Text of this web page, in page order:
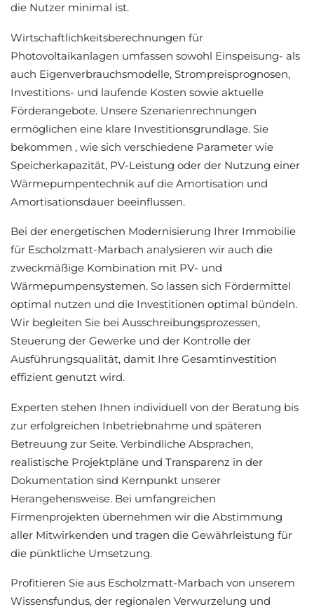
die Nutzer minimal ist.
Wirtschaftlichkeitsberechnungen für
Photovoltaikanlagen umfassen sowohl Einspeisung- als
auch Eigenverbrauchsmodelle, Strompreisprognosen,
Investitions- und laufende Kosten sowie aktuelle
Förderangebote. Unsere Szenarienrechnungen
ermöglichen eine klare Investitionsgrundlage. Sie
bekommen , wie sich verschiedene Parameter wie
Speicherkapazität, PV-Leistung oder der Nutzung einer
Wärmepumpentechnik auf die Amortisation und
Amortisationsdauer beeinflussen.
Bei der energetischen Modernisierung Ihrer Immobilie
für Escholzmatt-Marbach analysieren wir auch die
zweckmäßige Kombination mit PV- und
Wärmepumpensystemen. So lassen sich Fördermittel
optimal nutzen und die Investitionen optimal bündeln.
Wir begleiten Sie bei Ausschreibungsprozessen,
Steuerung der Gewerke und der Kontrolle der
Ausführungsqualität, damit Ihre Gesamtinvestition
effizient genutzt wird.
Experten stehen Ihnen individuell von der Beratung bis
zur erfolgreichen Inbetriebnahme und späteren
Betreuung zur Seite. Verbindliche Absprachen,
realistische Projektpläne und Transparenz in der
Dokumentation sind Kernpunkt unserer
Herangehensweise. Bei umfangreichen
Firmenprojekten übernehmen wir die Abstimmung
aller Mitwirkenden und tragen die Gewährleistung für
die pünktliche Umsetzung.
Profitieren Sie aus Escholzmatt-Marbach von unserem
Wissensfundus, der regionalen Verwurzelung und